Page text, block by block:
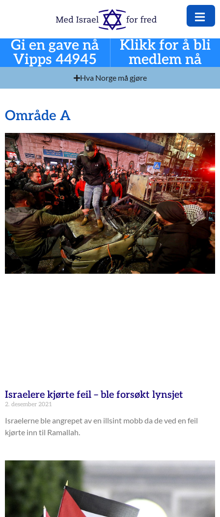
Gi en gave nå
Vipps 44945
Klikk for å bli
medlem nå
Hva Norge må gjøre
Område A
Israelere kjørte feil – ble forsøkt lynsjet
2. desember 2021
Israelerne ble angrepet av en illsint mobb da de ved en feil
kjørte inn til Ramallah.